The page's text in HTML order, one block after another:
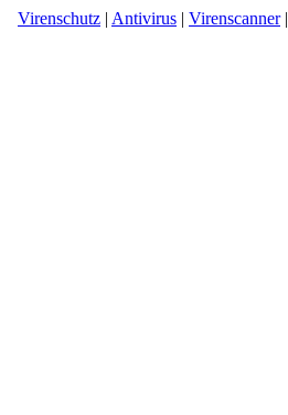
Virenschutz | Antivirus | Virenscanner|